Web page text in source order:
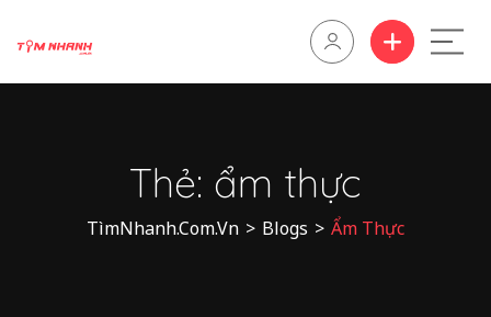
Thẻ: ẩm thực
TìmNhanh.Com.Vn > Blogs > Ẩm Thực